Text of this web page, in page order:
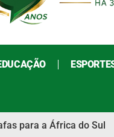
para a África do Sul